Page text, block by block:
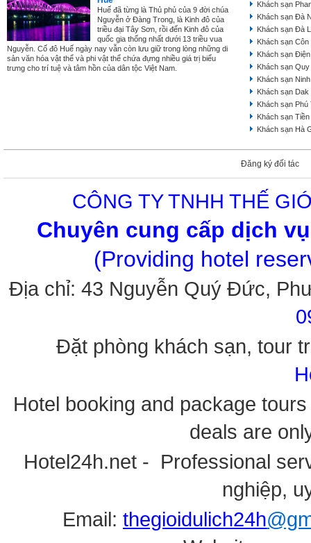
Huế đã từng là Thủ phủ của 9 đời chúa
Nguyễn ở Đàng Trong, là Kinh đô của
triều đại Tây Sơn, rồi đến Kinh đô của
quốc gia thống nhất dưới 13 triều vua
Nguyễn. Cố đô Huế ngày nay vẫn còn lưu giữ trong lòng những di
sản văn hóa vật thể và phi vật thể chứa đựng nhiều giá trị biểu
trưng cho trí tuệ và tâm hồn của dân tộc Việt Nam.
Khách sạn
Khách sạn Đà
Khách sạn Đà
Khách sạn
Khách sạn
Khách sạn
Khách sạn
Khách sạn Dak
Khách sạn Phú
Khách sạn
Khách sạn Hà
Đăng ký đối tác
CÔNG TY TNHH THẾ
Chuyên cung cấp dịch
(Providing hotel
Địa chỉ: 43 Nguyễn Quý Đức,
Đặt phòng khách sạn, tour
Hotel booking and package
deals are
Hotel24h.net - Professional
nghiệp,
Email: thegioidulich24h